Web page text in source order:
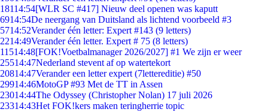
18114:54[WLR SC #417] Nieuw deel openen was kaputt
6914:54De neergang van Duitsland als lichtend voorbeeld #3
5714:52Verander één letter: Expert #143 (9 letters)
2214:49Verander één letter. Expert # 75 (8 letters)
11514:48[FOK!Voetbalmanager 2026/2027] #1 We zijn er weer
25514:47Nederland stevent af op watertekort
20814:47Verander een letter expert (7lettereditie) #50
29914:46MotoGP #93 Met de TT in Assen
23014:44The Odyssey (Christopher Nolan) 17 juli 2026
23314:43Het FOK!kers maken teringherrie topic